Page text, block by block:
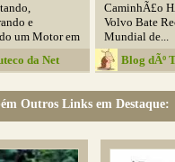
e
um Motor em
da Net
CaminhÃ£o
Volvo Bate
Mundial de...
Blog dÃº
Outros Links em Destaque: